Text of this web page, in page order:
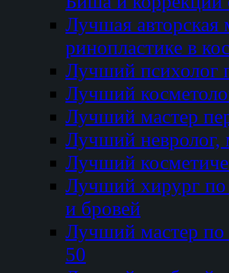
Лучшая авторская
ринопластике в
Лучший психолог
Лучший
Лучший мастер
Лучший невролог,
Лучший
Лучший хирург по
и бровей
Лучший мастер
50